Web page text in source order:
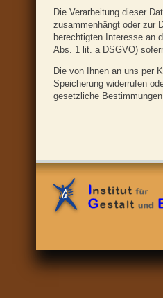
Die Verarbeitung dieser
zusammenhängt oder zur
berechtigten Interesse an
Abs. 1 lit. a DSGVO)
Die von Ihnen an uns per
Speicherung widerrufen
gesetzliche